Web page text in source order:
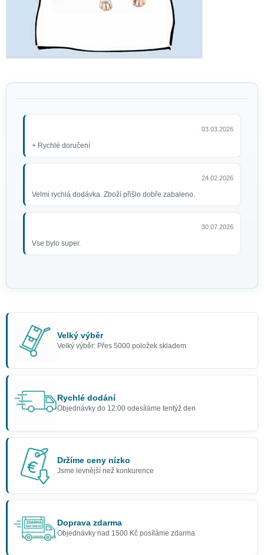
03.03.2026
+ Rychlé doručení
24.02.2026
Velmi rychlá dodávka. Zboží přišlo dobře zabaleno.
30.07.2026
Vse bylo super.
Velký výběr
Velký výběr: Přes 5000 položek skladem
Rychlé dodání
Objednávky do 12:00 odesíláme tentýž den
Držíme ceny nízko
Jsme levnější než konkurence
Doprava zdarma
Objednávky nad 1500 Kč posíláme zdarma